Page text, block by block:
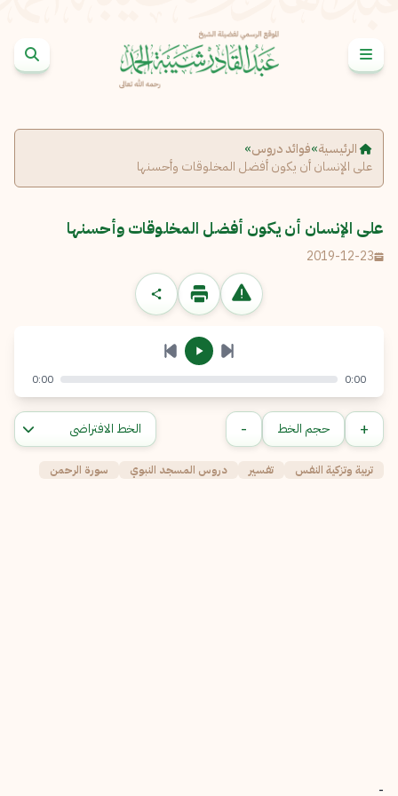
الرئيسية»فوائد دروس»
على الإنسان أن يكون أفضل المخلوقات وأحسنها
على الإنسان أن يكون أفضل المخلوقات وأحسنها
2019-12-23
الإبلاغ عن مشكلة
البريد الإلكتروني*
الرسالة
إرسال إلغاء
نسخ
0:00
0:00
+ حجم الخط -
تربية وتزكية النفس تفسير دروس المسجد النبوي سورة الرحمن
-